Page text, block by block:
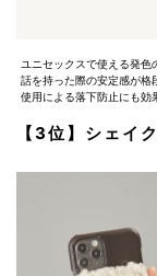
ユニセックスで使える発色
話を持った際の安定感が格
使用による落下防止にも効
【3位】シェイ